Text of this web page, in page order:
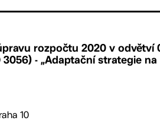
rozpočtu 2020 v odvětví
3056) - „Adaptační strategie
10